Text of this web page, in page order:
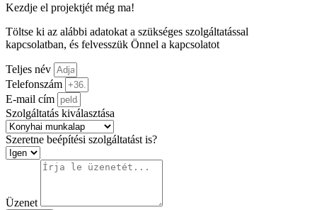
Kezdje el projektjét még ma!
Töltse ki az alábbi adatokat a szükséges szolgáltatással
kapcsolatban, és felvesszük Önnel a kapcsolatot
Teljes név
Telefonszám
E-mail cím
Szolgáltatás kiválasztása
Szeretne beépítési szolgáltatást is?
Üzenet